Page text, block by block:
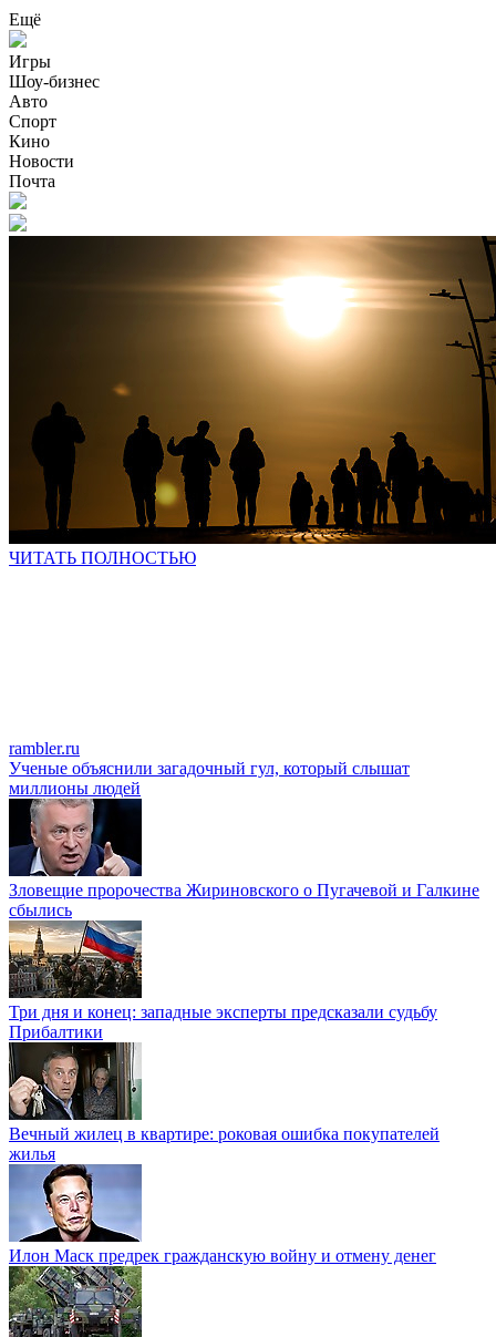
Ещё
Игры
Шоу-бизнес
Авто
Спорт
Кино
Новости
Почта
ЧИТАТЬ ПОЛНОСТЬЮ
rambler.ru
Ученые объяснили загадочный гул, который слышат
миллионы людей
Зловещие пророчества Жириновского о Пугачевой и Галкине
сбылись
Три дня и конец: западные эксперты предсказали судьбу
Прибалтики
Вечный жилец в квартире: роковая ошибка покупателей
жилья
Илон Маск предрек гражданскую войну и отмену денег